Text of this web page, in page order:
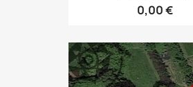
0,00 €